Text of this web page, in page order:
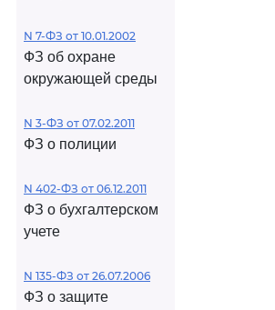
N 7-ФЗ от 10.01.2002
ФЗ об охране
окружающей среды
N 3-ФЗ от 07.02.2011
ФЗ о полиции
N 402-ФЗ от 06.12.2011
ФЗ о бухгалтерском
учете
N 135-ФЗ от 26.07.2006
ФЗ о защите